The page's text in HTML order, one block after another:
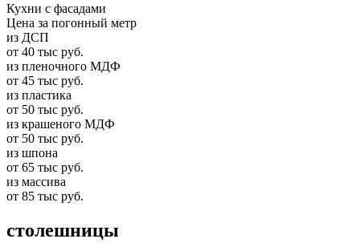
Кухни с фасадами
Цена за погонный метр
из ДСП
от 40 тыс руб.
из пленочного МДФ
от 45 тыс руб.
из пластика
от 50 тыс руб.
из крашеного МДФ
от 50 тыс руб.
из шпона
от 65 тыс руб.
из массива
от 85 тыс руб.
столешницы